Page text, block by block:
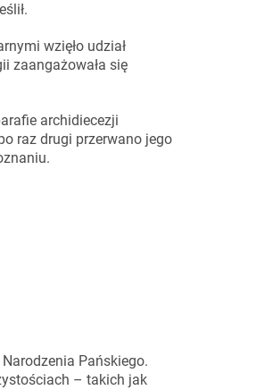
wzięło udział
zaangażowała się
archidiecezji
raz drugi przerwano jego
Pańskiego.
– takich jak